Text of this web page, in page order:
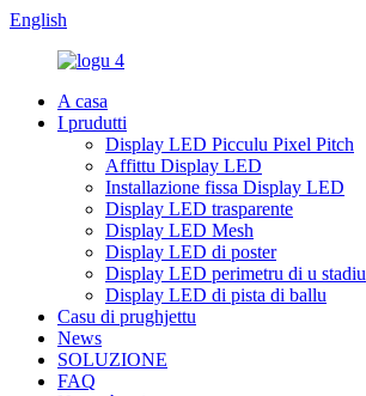
English
A casa
I prudutti
Display LED Picculu Pixel Pitch
Affittu Display LED
Installazione fissa Display LED
Display LED trasparente
Display LED Mesh
Display LED di poster
Display LED perimetru di u stadiu
Display LED di pista di ballu
Casu di prughjettu
News
SOLUZIONE
FAQ